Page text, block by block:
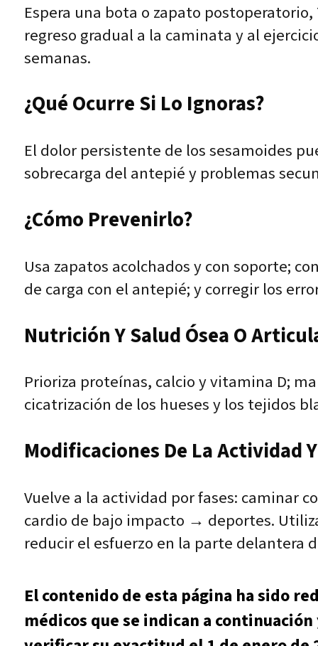
Espera una bota o zapato
regreso gradual a la caminata y al
semanas.
¿Qué Ocurre Si Lo Ignoras?
El dolor persistente de los sesamoides
sobrecarga del antepié y problemas
¿Cómo Prevenirlo?
Usa zapatos acolchados y con soporte;
de carga con el antepié; y corregir los
Nutrición Y Salud Ósea O
Prioriza proteínas, calcio y vitamina D;
cicatrización de los hueses y los tejidos
Modificaciones De La Actividad
Vuelve a la actividad por fases: caminar
cardio de bajo impacto → deportes.
reducir el esfuerzo en la parte delantera
El contenido de esta página ha sido
médicos que se indican a